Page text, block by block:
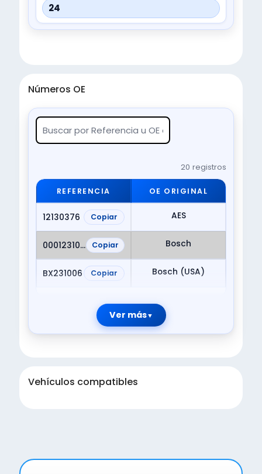
24
Números OE
20 registros
REFERENCIA OE ORIGINAL
12130376 Copiar AES
0001231006 Copiar Bosch
BX231006 Copiar Bosch (USA)
Ver más
Vehículos compatibles